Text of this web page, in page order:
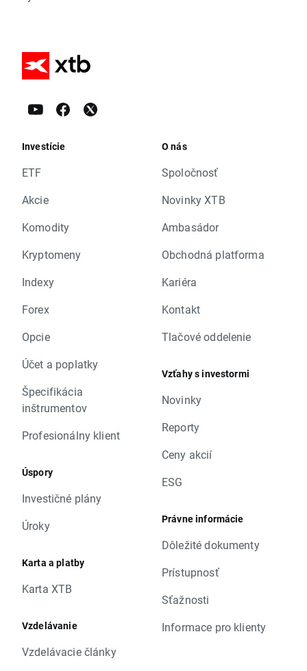
Investície
ETF
Akcie
Komodity
Kryptomeny
Indexy
Forex
Opcie
Účet a poplatky
Špecifikácia
inštrumentov
Profesionálny klient
Úspory
Investičné plány
Úroky
Karta a platby
Karta XTB
Vzdelávanie
Vzdelávacie články
O nás
Spoločnosť
Novinky XTB
Ambasádor
Obchodná platforma
Kariéra
Kontakt
Tlačové oddelenie
Vzťahy s investormi
Novinky
Reporty
Ceny akcií
ESG
Právne informácie
Dôležité dokumenty
Prístupnosť
Sťažnosti
Informace pro klienty